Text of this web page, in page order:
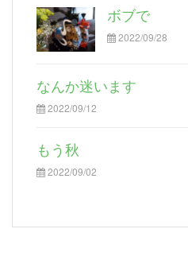
ボブで
2022/09/28
なんか迷います
2022/09/12
もう秋
2022/09/02